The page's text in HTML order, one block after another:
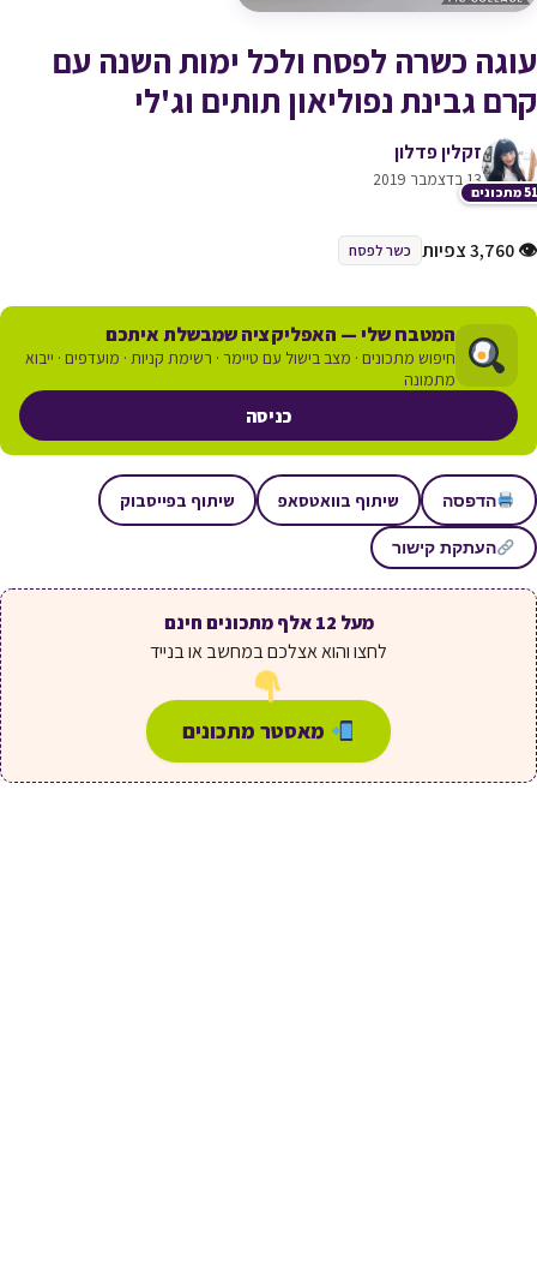
עוגה כשרה לפסח ולכל ימות השנה עם
קרם גבינת נפוליאון תותים וג'לי
זקלין פדלון
13 בדצמבר 2019
👁 3,760 צפיות כשר לפסח
המטבח שלי — האפליקציה שמבשלת איתכם
חיפוש מתכונים · מצב בישול עם טיימר · רשימת קניות · מועדפים · ייבוא
מתמונה
כניסה
הדפסה שיתוף בוואטסאפ שיתוף בפייסבוק
העתקת קישור
מעל 12 אלף מתכונים חינם
לחצו והוא אצלכם במחשב או בנייד
מאסטר מתכונים